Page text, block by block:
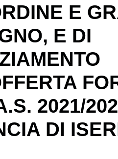
E
E DI
2021/
DI